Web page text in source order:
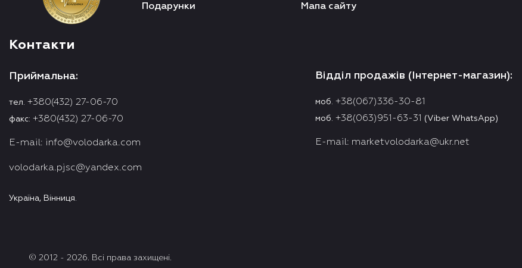
Подарунки Мапа сайту
Контакти
Приймальна:
тел. +380(432) 27-06-70
факс: +380(432) 27-06-70
E-mail: info@volodarka.com
volodarka.pjsc@yandex.com
Україна, Вінниця.
Відділ продажів (Інтернет-магазин):
моб. +38(067)336-30-81
моб. +38(063)951-63-31 (Viber WhatsApp)
E-mail: marketvolodarka@ukr.net
© 2012 - 2026. Всі права захищені.